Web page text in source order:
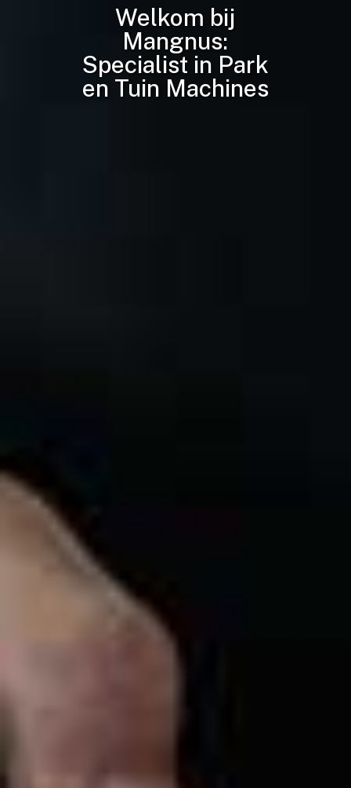
Welkom bij
Mangnus:
Specialist in Park
en Tuin Machines